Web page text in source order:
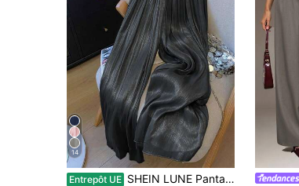
14
Entrepôt UE SHEIN LUNE Pantalon large à taille élastique de couleur unie pour femmes, été